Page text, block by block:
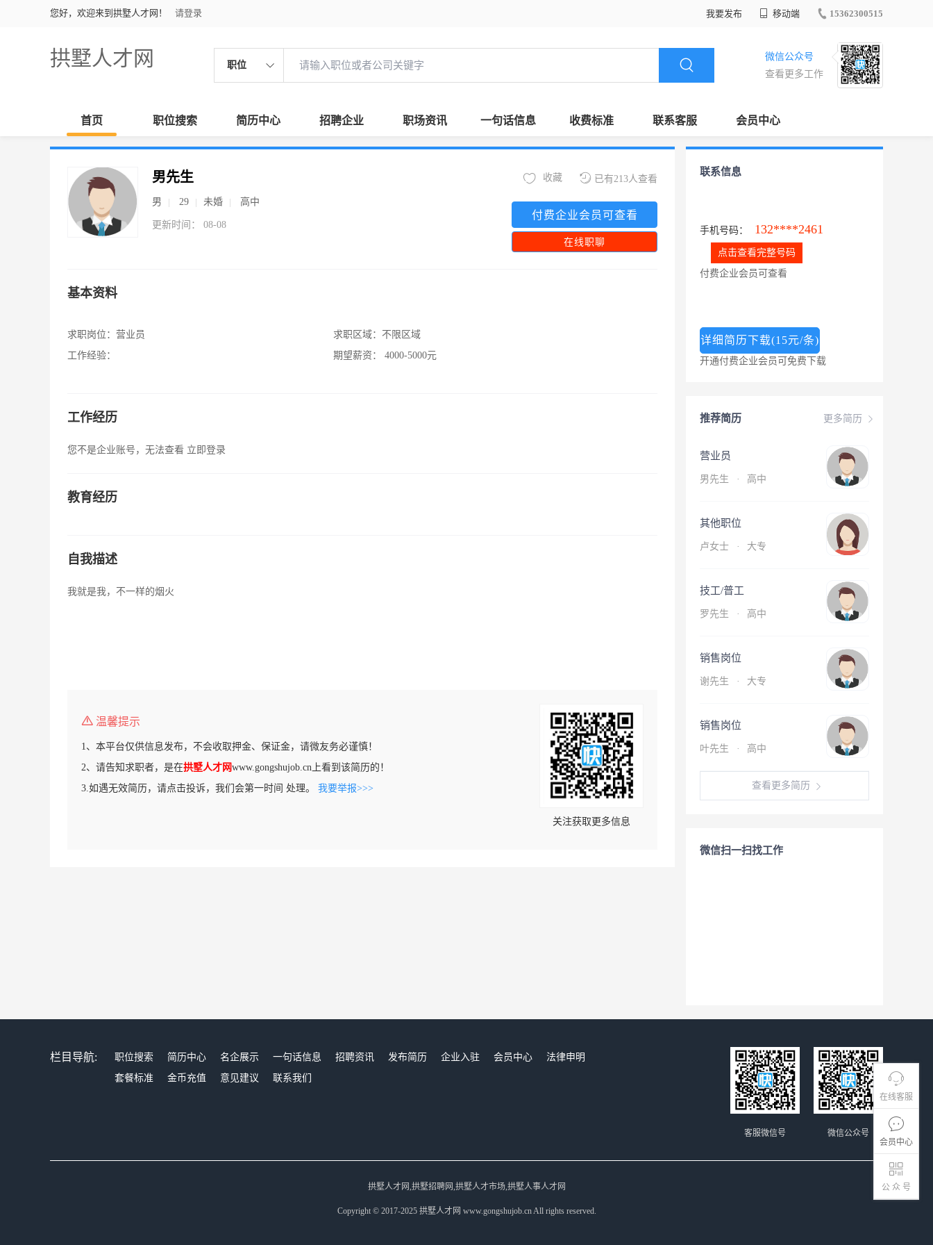
您好，欢迎来到拱墅人才网！ 请登录 我要发布 移动端 15362300515
拱墅人才网 职位
微信公众号
查看更多工作
首页 职位搜索 简历中心 招聘企业 职场资讯 一句话信息 收费标准 联系客服 会员中心
在线客服
会员中心
公 众 号
男先生
男 29 未婚 高中
更新时间： 08-08
已有213人查看
收藏
付费企业会员可查看
在线职聊
基本资料
求职岗位： 营业员
工作经验：
求职区域： 不限区域
期望薪资：
4000-5000元
工作经历
您不是企业账号，无法查看 立即登录
教育经历
自我描述
我就是我，不一样的烟火
温馨提示
1、本平台仅供信息发布，不会收取押金、保证金，请微友务必谨慎！
2、请告知求职者，是在拱墅人才网www.gongshujob.cn上看到该简历的！
3.如遇无效简历，请点击投诉，我们会第一时间 处理。 我要举报>>>
关注获取更多信息
联系信息
手机号码： 132****2461
点击查看完整号码
付费企业会员可查看
详细简历下载(15元/条)
开通付费企业会员可免费下载
更多简历
推荐简历
营业员
男先生 · 高中
其他职位
卢女士 · 大专
技工/普工
罗先生 · 高中
销售岗位
谢先生 · 大专
销售岗位
叶先生 · 高中
查看更多简历
微信扫一扫找工作
栏目导航: 职位搜索 简历中心 名企展示 一句话信息 招聘资讯 发布简历 企业入驻 会员中心
法律申明
套餐标准
金币充值 意见建议 联系我们
微信公众号
客服微信号
拱墅人才网,拱墅招聘网,拱墅人才市场,拱墅人事人才网
Copyright © 2017-2025 拱墅人才网 www.gongshujob.cn All rights reserved.